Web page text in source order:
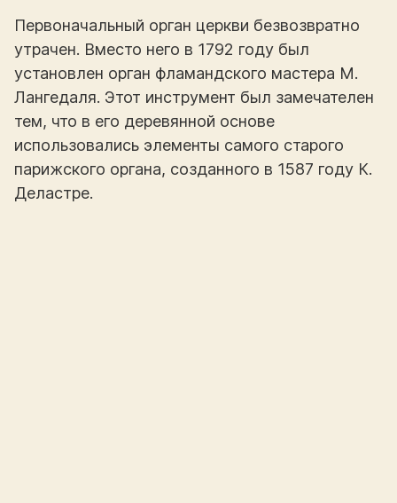
Первоначальный орган церкви безвозвратно
утрачен. Вместо него в 1792 году был
установлен орган фламандского мастера М.
Лангедаля. Этот инструмент был замечателен
тем, что в его деревянной основе
использовались элементы самого старого
парижского органа, созданного в 1587 году К.
Деластре.